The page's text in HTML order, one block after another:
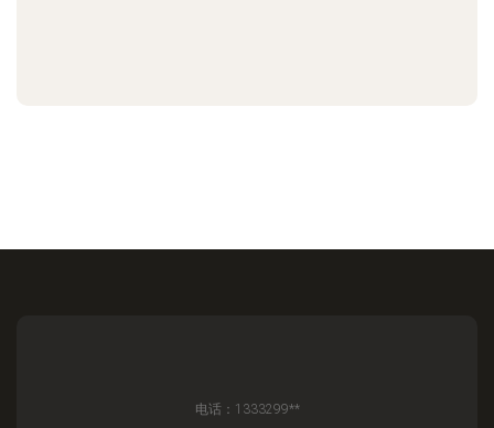
电话：1333299**